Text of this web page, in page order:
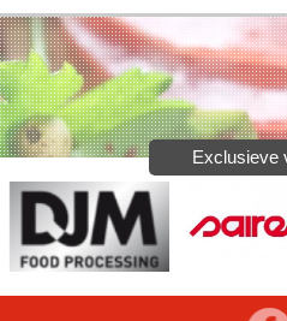
Exclusieve